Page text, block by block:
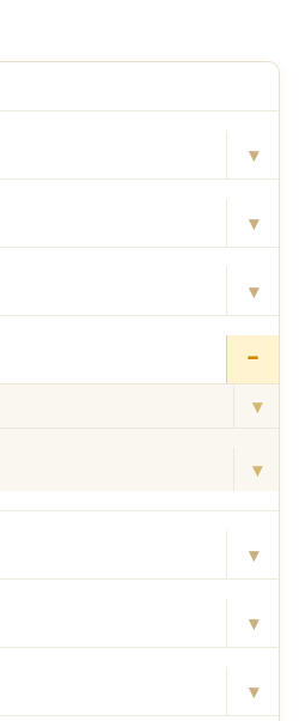
▾
▾
▾
−
▾
▾
▾
▾
▾